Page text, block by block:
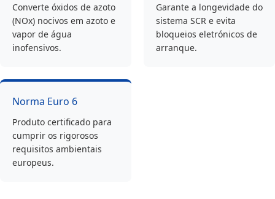
Converte óxidos de azoto
(NOx) nocivos em azoto e
vapor de água
inofensivos.
Garante a longevidade do
sistema SCR e evita
bloqueios eletrónicos de
arranque.
Norma Euro 6
Produto certificado para
cumprir os rigorosos
requisitos ambientais
europeus.